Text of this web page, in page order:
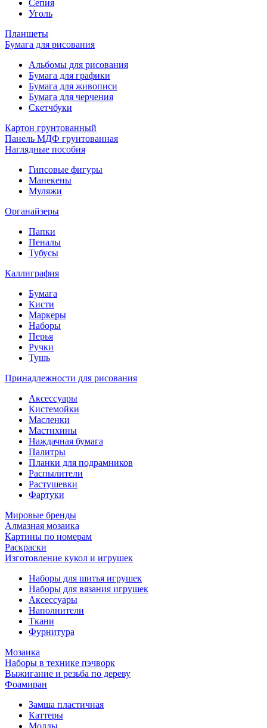
Сепия
Уголь
Планшеты
Бумага для рисования
Альбомы для рисования
Бумага для графики
Бумага для живописи
Бумага для черчения
Скетчбуки
Картон грунтованный
Панель МДФ грунтованная
Наглядные пособия
Гипсовые фигуры
Манекены
Муляжи
Органайзеры
Папки
Пеналы
Тубусы
Каллиграфия
Бумага
Кисти
Маркеры
Наборы
Перья
Ручки
Тушь
Принадлежности для рисования
Аксессуары
Кистемойки
Масленки
Мастихины
Наждачная бумага
Палитры
Планки для подрамников
Распылители
Растушевки
Фартуки
Мировые бренды
Алмазная мозаика
Картины по номерам
Раскраски
Изготовление кукол и игрушек
Наборы для шитья игрушек
Наборы для вязания игрушек
Аксессуары
Наполнители
Ткани
Фурнитура
Мозаика
Наборы в технике пэчворк
Выжигание и резьба по дереву
Фоамиран
Замша пластичная
Каттеры
Молды